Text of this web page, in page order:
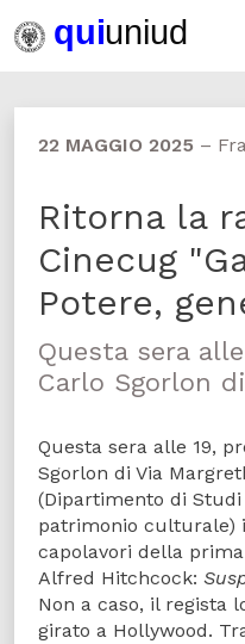
22 MAGGIO 2025 –
Ritorna la
Cinecug
Potere,
Questa sera
Carlo Sgorlon
Questa sera alle 19,
Sgorlon di Via
(Dipartimento di
patrimonio culturale)
capolavori della
Alfred Hitchcock:
Non a caso, il regista
girato a Hollywood.